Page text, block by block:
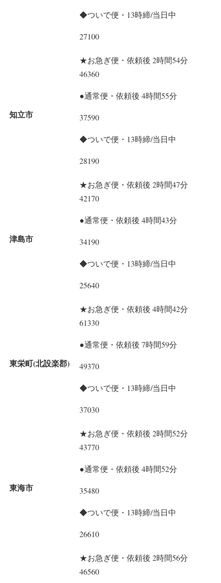
◆ついで便・13時締/当日中
27100
知立市
★お急ぎ便・依頼後 2時間54分
46360
●通常便・依頼後 4時間55分
37590
◆ついで便・13時締/当日中
28190
津島市
★お急ぎ便・依頼後 2時間47分
42170
●通常便・依頼後 4時間43分
34190
◆ついで便・13時締/当日中
25640
東栄町(北設楽郡)
★お急ぎ便・依頼後 4時間42分
61330
●通常便・依頼後 7時間59分
49370
◆ついで便・13時締/当日中
37030
東海市
★お急ぎ便・依頼後 2時間52分
43770
●通常便・依頼後 4時間52分
35480
◆ついで便・13時締/当日中
26610
★お急ぎ便・依頼後 2時間56分
46560